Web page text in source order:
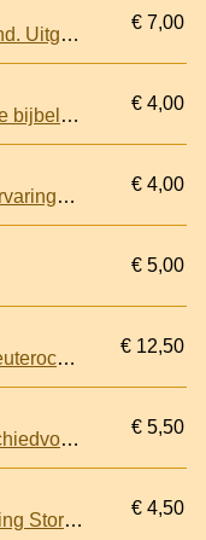
Justitiepastoraat in Nederland. Uitgave ter gelegenheid van 40 jaar Hoofdaalmoezenier en Hoofdpredikant bij de Inrichtingen van Justitie in Nederland 1949-1989
€ 7,00
Om het levende Woord / 9 de bijbelvertaling
€ 4,00
Beth ha-Midrasj Leerhuis. Ervaringen van joden en christenen
€ 4,00
€ 5,00
Groot nieuws Bijbel : met Deuterocanonieke boeken
€ 12,50
Handleiding tot de Kerkgeschiedvorsching en Kerkgeschiedschrijving
€ 5,50
A Man of God: The Astonishing Story of Khalifatul Masih IV
€ 4,50